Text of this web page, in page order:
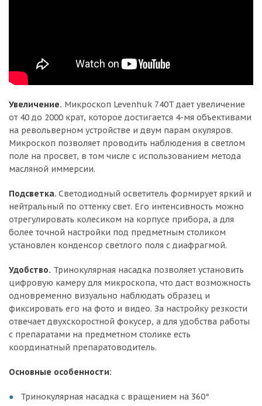
Увеличение. Микроскоп Levenhuk 740T дает увеличение
от 40 до 2000 крат, которое достигается 4-мя объективами
на револьверном устройстве и двум парам окуляров.
Микроскоп позволяет проводить наблюдения в светлом
поле на просвет, в том числе с использованием метода
масляной иммерсии.
Подсветка. Светодиодный осветитель формирует яркий и
нейтральный по оттенку свет. Его интенсивность можно
отрегулировать колесиком на корпусе прибора, а для
более точной настройки под предметным столиком
установлен конденсор светлого поля с диафрагмой.
Удобство. Тринокулярная насадка позволяет установить
цифровую камеру для микроскопа, что даст возможность
одновременно визуально наблюдать образец и
фиксировать его на фото и видео. За настройку резкости
отвечает двухскоростной фокусер, а для удобства работы
с препаратами на предметном столике есть
координатный препаратоводитель.
Основные особенности:
Тринокулярная насадка с вращением на 360°